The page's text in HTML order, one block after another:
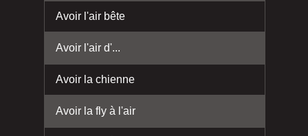
Avoir l'air bête
Avoir l'air d'...
Avoir la chienne
Avoir la fly à l'air